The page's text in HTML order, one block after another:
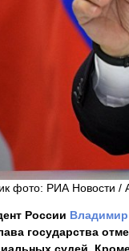
фото: РИА Новости /
России
государства